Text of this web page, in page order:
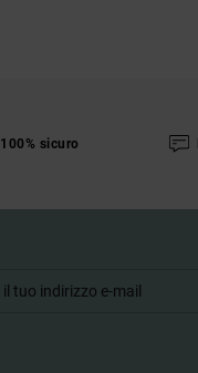
sicuro